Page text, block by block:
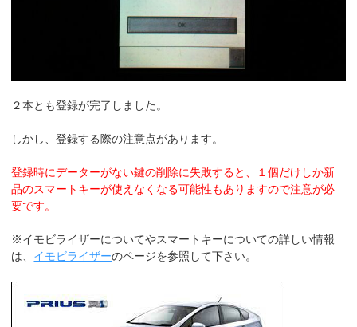
２本とも登録が完了しました。
しかし、登録する際の注意点があります。
登録時にデーターがない鍵の削除に失敗すると、１個だけしか新
品のスマートキーが使えなくなる可能性もありますので注意が必
要です。
※イモビライザーについてやスマートキーについての詳しい情報
は、 イモビライザーのページを参照して下さい。